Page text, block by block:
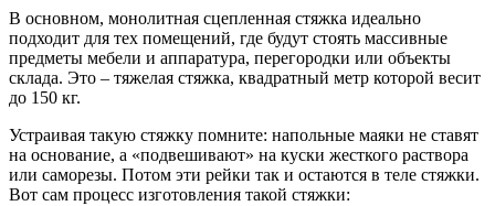
В основном, монолитная сцепленная стяжка идеально
подходит для тех помещений, где будут стоять массивные
предметы мебели и аппаратура, перегородки или объекты
склада. Это – тяжелая стяжка, квадратный метр которой весит
до 150 кг.
Устраивая такую стяжку помните: напольные маяки не ставят
на основание, а «подвешивают» на куски жесткого раствора
или саморезы. Потом эти рейки так и остаются в теле стяжки.
Вот сам процесс изготовления такой стяжки: